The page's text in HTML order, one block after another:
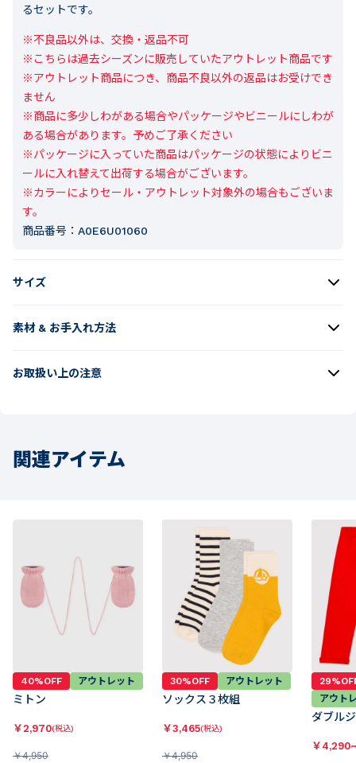
るセットです。
※不良品以外は、交換・返品不可
※こちらは過去シーズンに販売していたアウトレット商品です
※アウトレット商品につき、商品不良以外の返品はお受けでき
ません
※商品に多少しわがある場合やパッケージやビニールにしわが
ある場合があります。予めご了承ください
※パッケージに入っていた商品はパッケージの状態によりビニ
ールに入れ替えて出荷する場合がございます。
※カラーによりセール・アウトレット対象外の場合もございま
す。
商品番号： A0E6U01060
サイズ
素材 & お手入れ方法
お取扱い上の注意
関連アイテム
40%OFF アウトレット
ミトン
￥2,970(税込)
￥4,950
30%OFF アウトレット
ソックス３枚組
￥3,465(税込)
￥4,950
アウト
ダブル
￥ 4,290~